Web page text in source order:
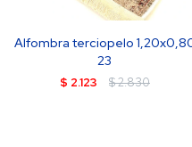
Alfombra terciopelo
23
$ 2.123 $2.830